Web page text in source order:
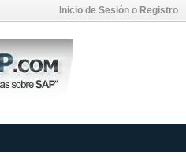
Inicio de Sesión o Registro